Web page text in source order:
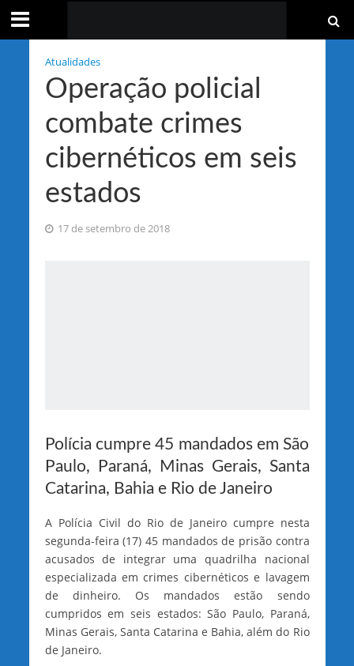
Atualidades
Operação policial
combate crimes
cibernéticos em seis
estados
17 de setembro de 2018
Polícia cumpre 45 mandados em São
Paulo, Paraná, Minas Gerais, Santa
Catarina, Bahia e Rio de Janeiro
A Polícia Civil do Rio de Janeiro cumpre nesta
segunda-feira (17) 45 mandados de prisão contra
acusados de integrar uma quadrilha nacional
especializada em crimes cibernéticos e lavagem
de dinheiro. Os mandados estão sendo
cumpridos em seis estados: São Paulo, Paraná,
Minas Gerais, Santa Catarina e Bahia, além do Rio
de Janeiro.